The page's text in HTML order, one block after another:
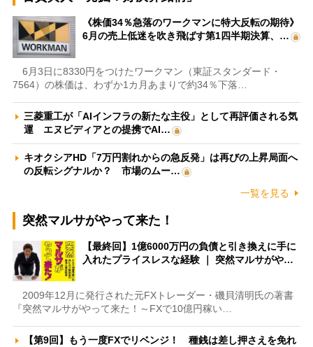
《株価34％急落のワークマンに特大反転の期待》
6月の売上低迷を吹き飛ばす第1四半期決算、…
6月3日に8330円をつけたワークマン（東証スタンダード・
7564）の株価は、わずか1カ月あまりで約34％下落…
三菱重工が「AIインフラの新たな主役」として再評価される気
運 エヌビディアとの提携でAI…
キオクシアHD「7万円割れからの急反発」は再びの上昇局面へ
の反転シグナルか？ 市場のムー…
一覧を見る
突然マルサがやって来た！
【最終回】1億6000万円の負債と引き換えに手に
入れたプライスレスな経験 ｜ 突然マルサがや…
2009年12月に発行された元FXトレーダー・磯貝清明氏の著書
『突然マルサがやって来た！～FXで10億円稼い…
【第9回】もう一度FXでリベンジ！ 種銭は差し押さえを免れ